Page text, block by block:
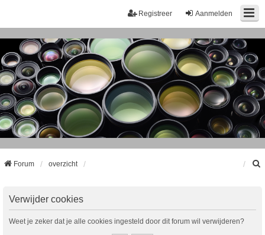
Aanmelden
Registreer
Forum overzicht
Verwijder cookies
Weet je zeker dat je alle cookies ingesteld door dit forum wil verwijderen?